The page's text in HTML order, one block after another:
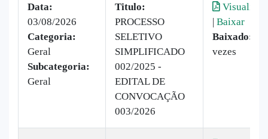
Data:
03/08/2026
Categoria:
Geral
Subcategoria:
Geral
Titulo:
PROCESSO
SELETIVO
SIMPLIFICADO
002/2025 -
EDITAL DE
CONVOCAÇÃO
003/2026
Visualizar
| Baixar
Baixado:
vezes